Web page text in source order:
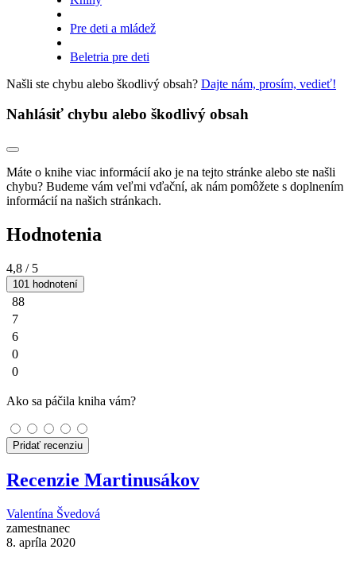
Pre deti a mládež
Beletria pre deti
Našli ste chybu alebo škodlivý obsah? Dajte nám, prosím, vedieť!
Nahlásiť chybu alebo škodlivý obsah
Máte o knihe viac informácií ako je na tejto stránke alebo ste našli
chybu? Budeme vám veľmi vďační, ak nám pomôžete s doplnením
informácií na našich stránkach.
Hodnotenia
4,8 / 5
101 hodnotení
88
7
6
0
0
Ako sa páčila kniha vám?
Pridať recenziu
Recenzie Martinusákov
Valentína Švedová
zamestnanec
8. apríla 2020